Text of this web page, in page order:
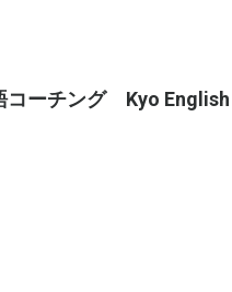
コーチング Kyo English